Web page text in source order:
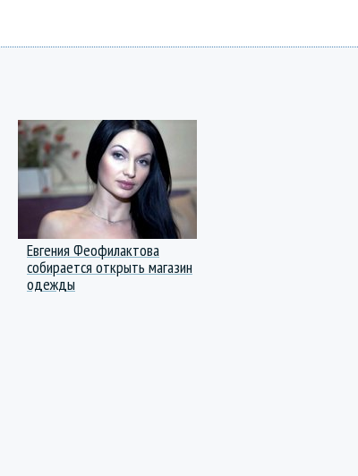
Евгения Феофилактова
собирается открыть магазин
одежды